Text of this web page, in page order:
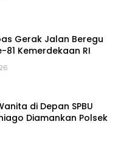
Gerak Jalan Beregu
81 Kemerdekaan RI
di Depan SPBU
Diamankan Polsek